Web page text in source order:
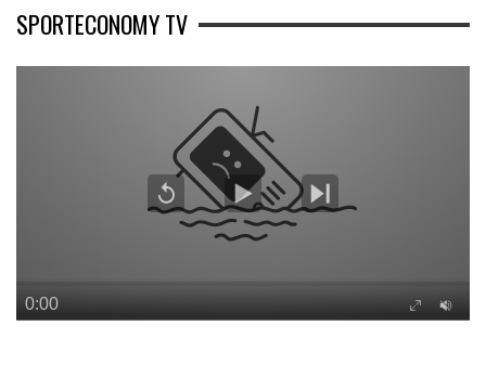
SPORTECONOMY TV